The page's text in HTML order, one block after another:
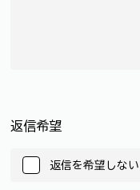
返信希望
返信を希望しない